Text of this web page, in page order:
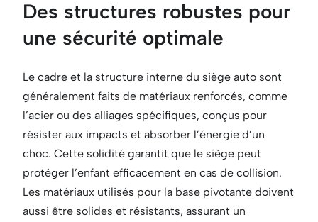
Des structures robustes pour
une sécurité optimale
Le cadre et la structure interne du siège auto sont
généralement faits de matériaux renforcés, comme
l’acier ou des alliages spécifiques, conçus pour
résister aux impacts et absorber l’énergie d’un
choc. Cette solidité garantit que le siège peut
protéger l’enfant efficacement en cas de collision.
Les matériaux utilisés pour la base pivotante doivent
aussi être solides et résistants, assurant un